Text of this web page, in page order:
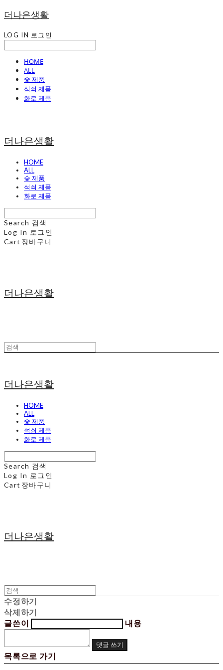
더나은생활
LOG IN 로그인
HOME
ALL
숯 제품
석쇠 제품
화로 제품
더나은생활
HOME
ALL
숯 제품
석쇠 제품
화로 제품
Search 검색
Log In 로그인
Cart 장바구니
더나은생활
더나은생활
HOME
ALL
숯 제품
석쇠 제품
화로 제품
Search 검색
Log In 로그인
Cart 장바구니
더나은생활
수정하기
삭제하기
글쓴이
내용
댓글 쓰기
목록으로 가기